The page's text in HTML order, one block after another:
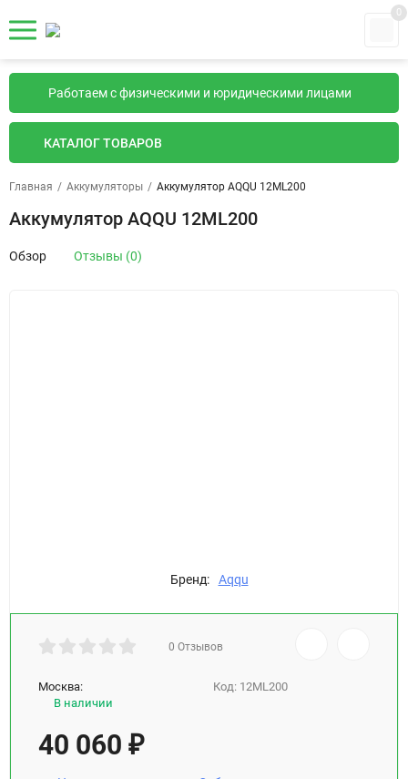
0
Работаем с физическими и юридическими лицами
КАТАЛОГ ТОВАРОВ
Главная / Аккумуляторы / Аккумулятор AQQU 12ML200
Аккумулятор AQQU 12ML200
Обзор Отзывы (0)
Бренд: Aqqu
0 Отзывов
Код: 12ML200
Москва:
В наличии
40 060 ₽